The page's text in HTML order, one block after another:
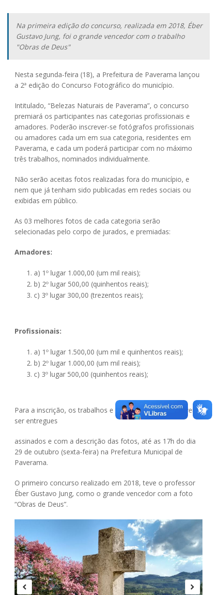
Na primeira edição do concurso, realizada em 2018, Éber
Gustavo Jung, foi o grande vencedor com o trabalho
"Obras de Deus"
Nesta segunda-feira (18), a Prefeitura de Paverama lançou
a 2ª edição do Concurso Fotográfico do município.
Intitulado, “Belezas Naturais de Paverama”, o concurso
premiará os participantes nas categorias profissionais e
amadores. Poderão inscrever-se fotógrafos profissionais
ou amadores cada um em sua categoria, residentes em
Paverama, e cada um poderá participar com no máximo
três trabalhos, nominados individualmente.
Não serão aceitas fotos realizadas fora do município, e
nem que já tenham sido publicadas em redes sociais ou
exibidas em público.
As 03 melhores fotos de cada categoria serão
selecionadas pelo corpo de jurados, e premiadas:
Amadores:
a) 1º lugar 1.000,00 (um mil reais);
b) 2º lugar 500,00 (quinhentos reais);
c) 3º lugar 300,00 (trezentos reais);
Profissionais:
a) 1º lugar 1.500,00 (um mil e quinhentos reais);
b) 2º lugar 1.000,00 (um mil reais);
c) 3º lugar 500,00 (quinhentos reais);
Para a inscrição, os trabalhos e a ficha de inscrição devem
ser entregues
assinados e com a descrição das fotos, até as 17h do dia
29 de outubro (sexta-feira) na Prefeitura Municipal de
Paverama.
O primeiro concurso realizado em 2018, teve o professor
Éber Gustavo Jung, como o grande vencedor com a foto
“Obras de Deus”.